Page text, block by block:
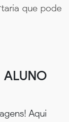
que pode
Aqui